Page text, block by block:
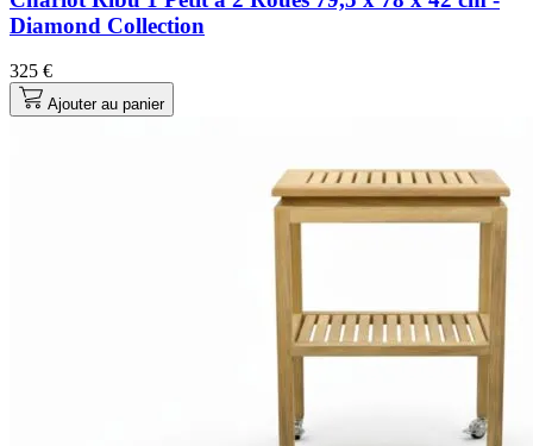
Diamond Collection
325 €
Ajouter au panier